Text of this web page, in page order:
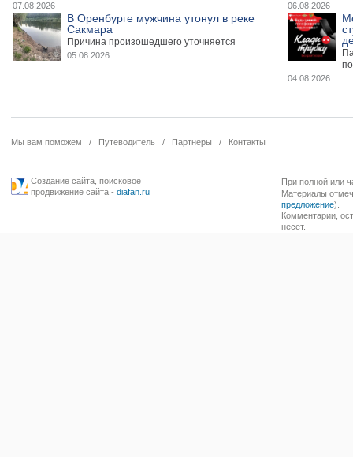
07.08.2026 06.08.2026
В Оренбурге мужчина утонул в реке
Сакмара
Причина произошедшего уточняется
05.08.2026
04.08.2026
Мы вам поможем / Путеводитель / Партнеры / Контакты
Создание сайта, поисковое
продвижение сайта- diafan.ru
При полной или
Материалы
предложение).
Комментарии,
несет.